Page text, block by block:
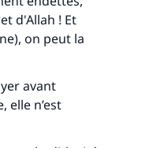
d'Allah ! Et
on peut la
avant
elle n’est